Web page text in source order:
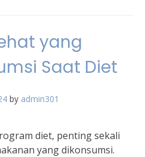
yang
Saat Diet
by admin301
diet, penting sekali
yang dikonsumsi.